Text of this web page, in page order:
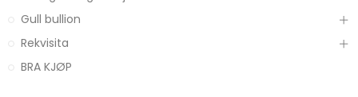
Gull bullion
Rekvisita
BRA KJØP